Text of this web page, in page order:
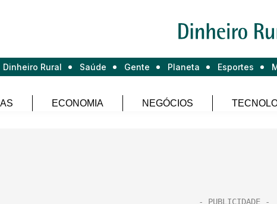
Dinheiro Rural Saúde Gente Planeta Esportes
ECONOMIA NEGÓCIOS